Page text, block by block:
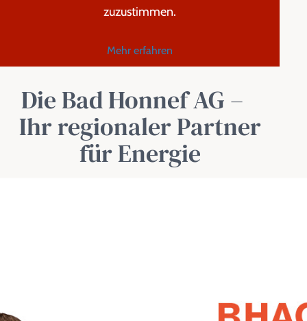
zuzustimmen.
Mehr erfahren
Die Bad Honnef AG –
Ihr regionaler Partner
für Energie